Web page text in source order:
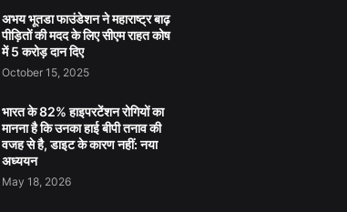
अभय भूतडा फाउंडेशन ने महाराष्ट्र बाढ़
पीड़ितों की मदद के लिए सीएम राहत कोष
में 5 करोड़ दान दिए
October 15, 2025
भारत के 82% हाइपरटेंशन रोगियों का
मानना है कि उनका हाई बीपी तनाव की
वजह से है, डाइट के कारण नहीं: नया
अध्ययन
May 18, 2026